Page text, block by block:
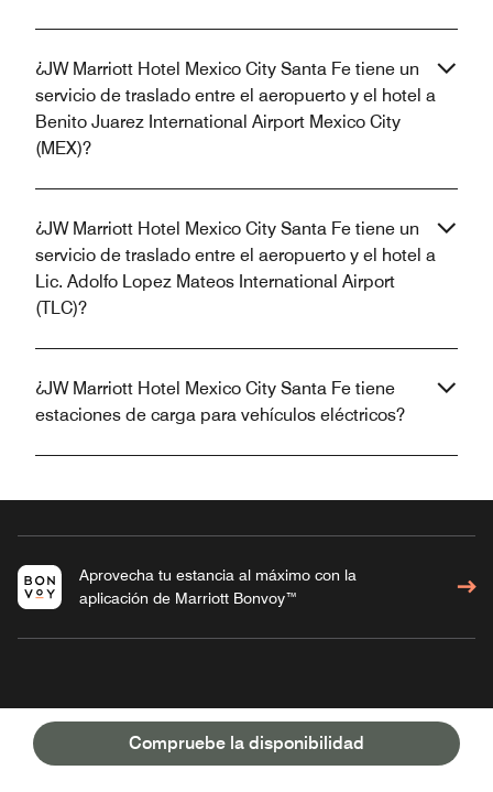
Compruebe la disponibilidad
¿JW Marriott Hotel Mexico City Santa Fe tiene un
servicio de traslado entre el aeropuerto y el hotel a
Benito Juarez International Airport Mexico City
(MEX)?
¿JW Marriott Hotel Mexico City Santa Fe tiene un
servicio de traslado entre el aeropuerto y el hotel a
Lic. Adolfo Lopez Mateos International Airport
(TLC)?
¿JW Marriott Hotel Mexico City Santa Fe tiene
estaciones de carga para vehículos eléctricos?
Aprovecha tu estancia al máximo con la
aplicación de Marriott Bonvoy™
JW MARRIOTT® HOTEL MEXICO
CITY SANTA FE